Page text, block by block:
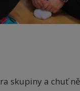
skupiny a chuť